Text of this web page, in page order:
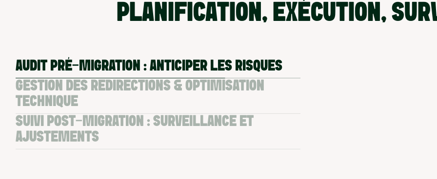
PLANIFICATION, EXÉCUTION,
AUDIT PRÉ-MIGRATION : ANTICIPER LES RISQUES
GESTION DES REDIRECTIONS & OPTIMISATION
TECHNIQUE
SUIVI POST-MIGRATION : SURVEILLANCE ET
AJUSTEMENTS